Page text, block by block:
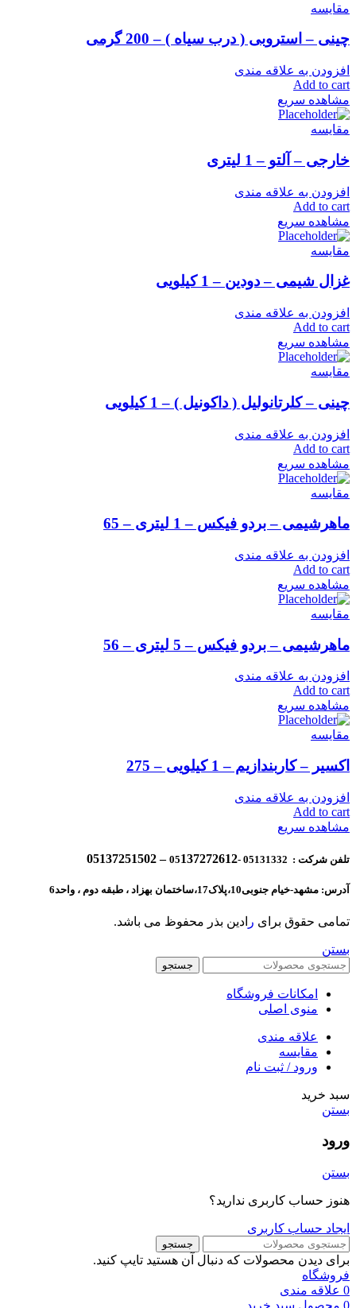
مقایسه
چینی – استروبی ( درب سیاه ) – 200 گرمی
افزودن به علاقه مندی
Add to cart
مشاهده سریع
مقایسه
خارجی – آلتو – 1 لیتری
افزودن به علاقه مندی
Add to cart
مشاهده سریع
مقایسه
غزال شیمی – دودین – 1 کیلویی
افزودن به علاقه مندی
Add to cart
مشاهده سریع
مقایسه
چینی – کلرتانولیل ( داکونیل ) – 1 کیلویی
افزودن به علاقه مندی
Add to cart
مشاهده سریع
مقایسه
ماهرشیمی – بردو فیکس – 1 لیتری – 65
افزودن به علاقه مندی
Add to cart
مشاهده سریع
مقایسه
ماهرشیمی – بردو فیکس – 5 لیتری – 56
افزودن به علاقه مندی
Add to cart
مشاهده سریع
مقایسه
اکسیر – کاربندازیم – 1 کیلویی – 275
افزودن به علاقه مندی
Add to cart
مشاهده سریع
تلفن شرکت : 05131332 -05 137272612 – 05137251502
آدرس: مشهد-خیام جنوبی10،پلاک17،ساختمان بهزاد ، طبقه دوم ، واحد6
تمامی حقوق برای ر ادین بذر محفوظ می باشد.
بستن
جستجو
امکانات فروشگاه
منوی اصلی
علاقه مندی
مقایسه
ورود / ثبت نام
سبد خرید
بستن
ورود
بستن
هنوز حساب کاربری ندارید؟
ایجاد حساب کاربری
جستجو
برای دیدن محصولات که دنبال آن هستید تایپ کنید.
فروشگاه
0 علاقه مندی
0 محصول سبد خرید